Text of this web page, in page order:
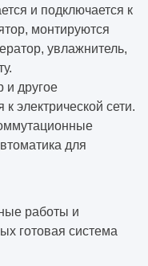
и подключается к
монтируются
увлажнитель,
и другое
электрической сети.
для
работы и
готовая система